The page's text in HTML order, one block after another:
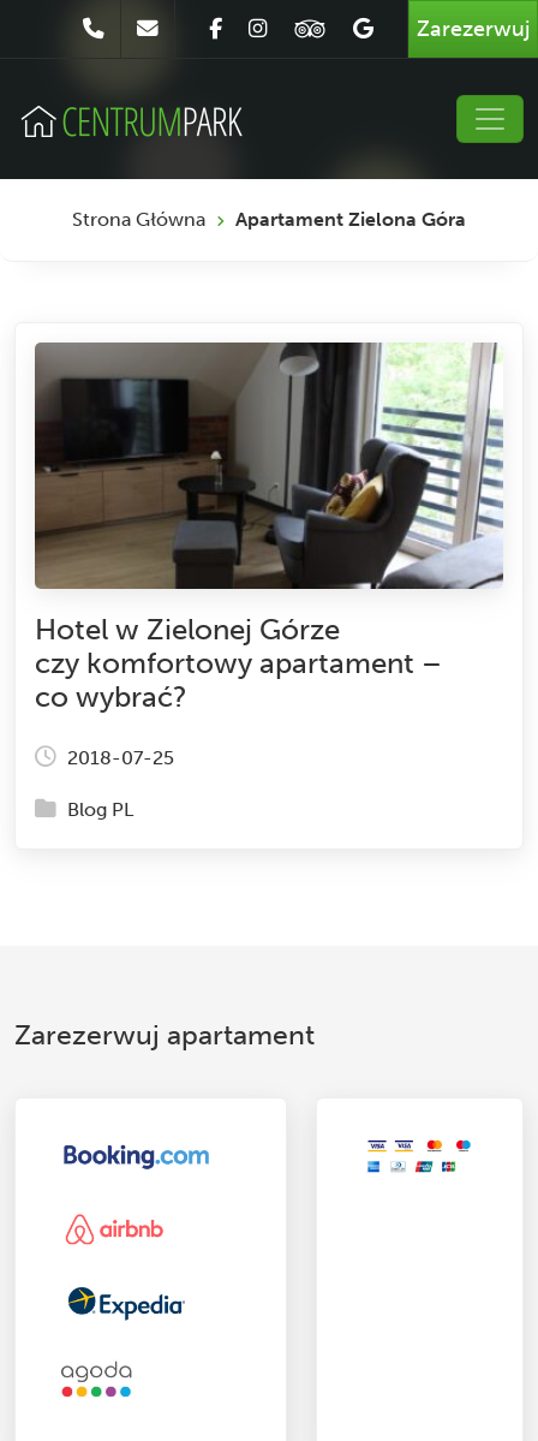
Zarezerwuj
Strona Główna Apartament Zielona Góra
Hotel w Zielonej Górze
czy komfortowy apartament –
co wybrać?
2018-07-25
Blog PL
Zarezerwuj apartament